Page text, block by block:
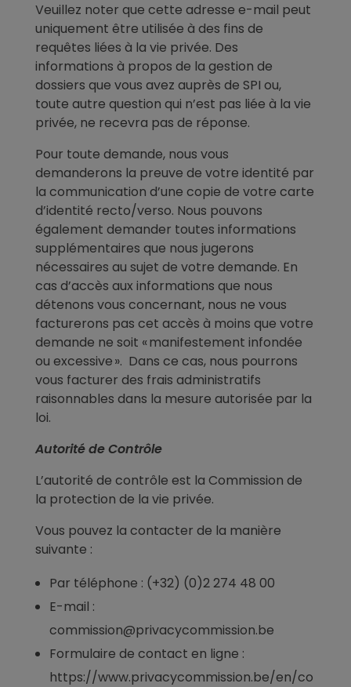
Veuillez noter que cette adresse e-mail peut
uniquement être utilisée à des fins de
requêtes liées à la vie privée. Des
informations à propos de la gestion de
dossiers que vous avez auprès de SPI ou,
toute autre question qui n’est pas liée à la vie
privée, ne recevra pas de réponse.
Pour toute demande, nous vous
demanderons la preuve de votre identité par
la communication d’une copie de votre carte
d’identité recto/verso. Nous pouvons
également demander toutes informations
supplémentaires que nous jugerons
nécessaires au sujet de votre demande. En
cas d’accès aux informations que nous
détenons vous concernant, nous ne vous
facturerons pas cet accès à moins que votre
demande ne soit « manifestement infondée
ou excessive ». Dans ce cas, nous pourrons
vous facturer des frais administratifs
raisonnables dans la mesure autorisée par la
loi.
Autorité de Contrôle
L’autorité de contrôle est la Commission de
la protection de la vie privée.
Vous pouvez la contacter de la manière
suivante :
Par téléphone : (+32) (0)2 274 48 00
E-mail :
commission@privacycommission.be
Formulaire de contact en ligne :
https://www.privacycommission.be/en/co